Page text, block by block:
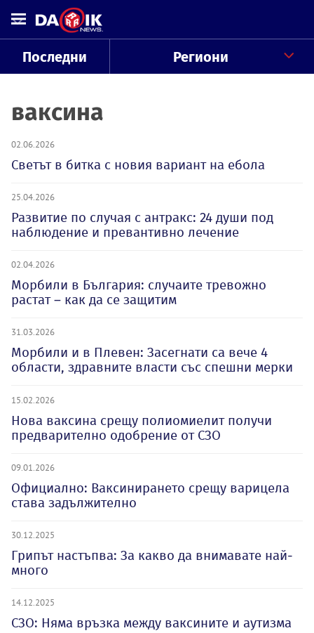
Последни Региони
ваксина
02.06.2026
Светът в битка с новия вариант на ебола
25.04.2026
Развитие по случая с антракс: 24 души под
наблюдение и превантивно лечение
02.04.2026
Морбили в България: случаите тревожно
растат – как да се защитим
31.03.2026
Морбили и в Плевен: Засегнати са вече 4
области, здравните власти със спешни мерки
15.02.2026
Нова ваксина срещу полиомиелит получи
предварително одобрение от СЗО
09.01.2026
Официално: Ваксинирането срещу варицела
става задължително
30.12.2025
Грипът настъпва: За какво да внимавате най-
много
14.12.2025
СЗО: Няма връзка между ваксините и аутизма